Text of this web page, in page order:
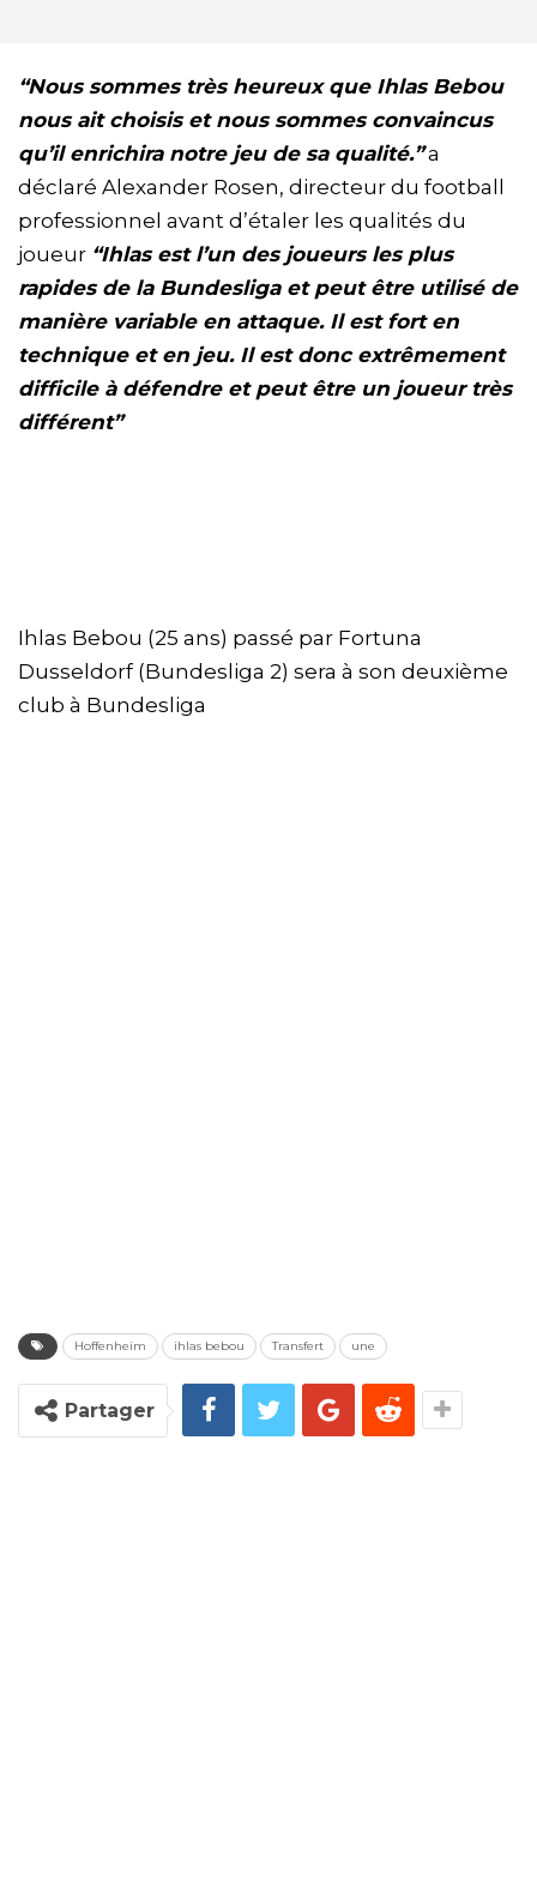
“Nous sommes très heureux que Ihlas Bebou
nous ait choisis et nous sommes convaincus
qu’il enrichira notre jeu de sa qualité.”a
déclaré Alexander Rosen, directeur du football
professionnel avant d’étaler les qualités du
joueur “Ihlas est l’un des joueurs les plus
rapides de la Bundesliga et peut être utilisé de
manière variable en attaque. Il est fort en
technique et en jeu. Il est donc extrêmement
difficile à défendre et peut être un joueur très
différent”
Ihlas Bebou (25 ans) passé par Fortuna
Dusseldorf (Bundesliga 2) sera à son deuxième
club à Bundesliga
Hoffenheim ihlas bebou Transfert une
Partager